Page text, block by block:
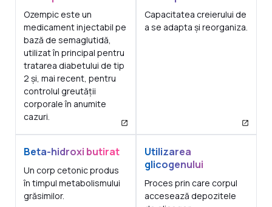
Ozempic este un
medicament injectabil pe
bază de semaglutidă,
utilizat în principal pentru
tratarea diabetului de tip
2 și, mai recent, pentru
controlul greutății
corporale în anumite
cazuri.
Capacitatea creierului de
a se adapta și reorganiza.
Beta-hidroxi butirat
Un corp cetonic produs
în timpul metabolismului
grăsimilor.
Utilizarea
glicogenului
Proces prin care corpul
accesează depozitele